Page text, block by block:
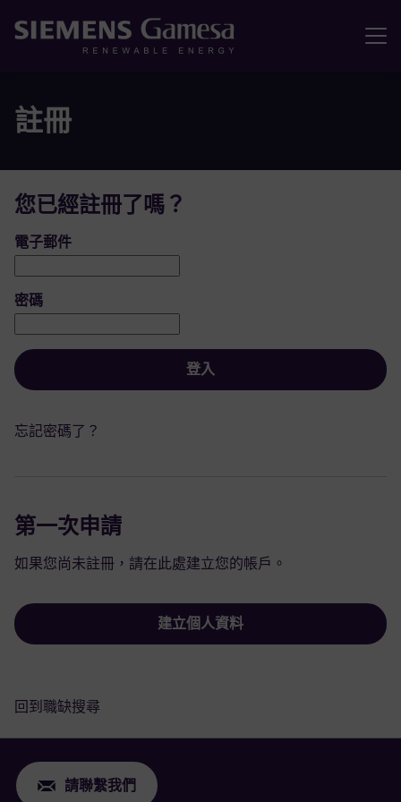
註冊
您已經註冊了嗎？
登入：使用者和密碼
電子郵件
密碼
登入
忘記密碼了？
第一次申請
如果您尚未註冊，請在此處建立您的帳戶。
建立個人資料
回到職缺搜尋
請聯繫我們